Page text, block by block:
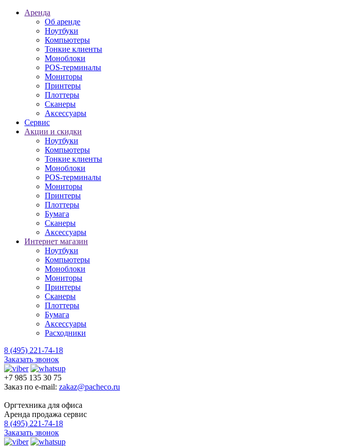
Аренда
Об аренде
Ноутбуки
Компьютеры
Тонкие клиенты
Моноблоки
POS-терминалы
Мониторы
Принтеры
Плоттеры
Сканеры
Аксессуары
Сервис
Акции и скидки
Ноутбуки
Компьютеры
Тонкие клиенты
Моноблоки
POS-терминалы
Мониторы
Принтеры
Плоттеры
Бумага
Сканеры
Аксессуары
Интернет магазин
Ноутбуки
Компьютеры
Моноблоки
Мониторы
Принтеры
Сканеры
Плоттеры
Бумага
Аксессуары
Расходники
8 (495) 221-74-18
Заказать звонок
+7 985 135 30 75
Заказ по e-mail: zakaz@pacheco.ru
Оргтехника для офиса
Аренда продажа сервис
8 (495) 221-74-18
Заказать звонок